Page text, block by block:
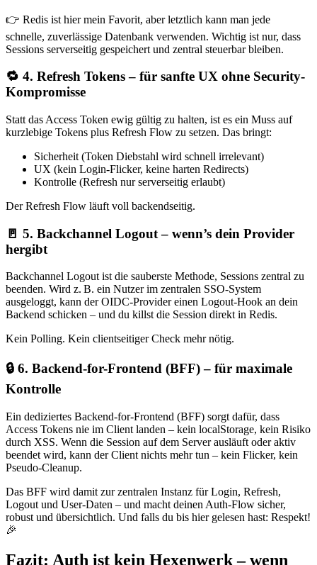
👉 Redis ist hier mein Favorit, aber letztlich kann man jede
schnelle, zuverlässige Datenbank verwenden. Wichtig ist nur, dass
Sessions serverseitig gespeichert und zentral steuerbar bleiben.
🔁 4. Refresh Tokens – für sanfte UX ohne Security-
Kompromisse
Statt das Access Token ewig gültig zu halten, ist es ein Muss auf
kurzlebige Tokens plus Refresh Flow zu setzen. Das bringt:
Sicherheit (Token Diebstahl wird schnell irrelevant)
UX (kein Login-Flicker, keine harten Redirects)
Kontrolle (Refresh nur serverseitig erlaubt)
Der Refresh Flow läuft voll backendseitig.
🚪 5. Backchannel Logout – wenn’s dein Provider
hergibt
Backchannel Logout ist die sauberste Methode, Sessions zentral zu
beenden. Wird z. B. ein Nutzer im zentralen SSO-System
ausgeloggt, kann der OIDC-Provider einen Logout-Hook an dein
Backend schicken – und du killst die Session direkt in Redis.
Kein Polling. Kein clientseitiger Check mehr nötig.
🔒 6. Backend-for-Frontend (BFF) – für maximale
Kontrolle
Ein dediziertes Backend-for-Frontend (BFF) sorgt dafür, dass
Access Tokens nie im Client landen – kein localStorage, kein Risiko
durch XSS. Wenn die Session auf dem Server ausläuft oder aktiv
beendet wird, kann der Client nichts mehr tun – kein Flicker, kein
Pseudo-Cleanup.
Das BFF wird damit zur zentralen Instanz für Login, Refresh,
Logout und User-Daten – und macht deinen Auth-Flow sicher,
robust und übersichtlich. Und falls du bis hier gelesen hast: Respekt!
🎉
Fazit: Auth ist kein Hexenwerk – wenn